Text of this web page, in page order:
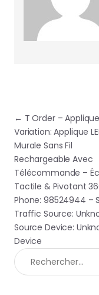
Navigation
← T Order –
Variation: Applique
Murale Sans Fil
Rechargeable Avec
Télécommande –
Tactile & Pivotant
Phone: 98524944 –
Traffic Source:
Source Device:
Device
Rechercher :